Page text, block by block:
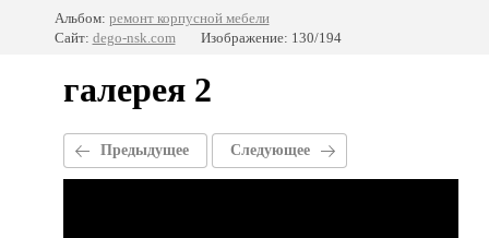
Альбом: ремонт корпусной мебели
Сайт: dego-nsk.com Изображение: 130/194
галерея 2
Предыдущее Следующее